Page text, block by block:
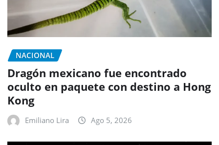
NACIONAL
Dragón mexicano fue encontrado
oculto en paquete con destino a Hong
Kong
Emiliano Lira Ago 5, 2026